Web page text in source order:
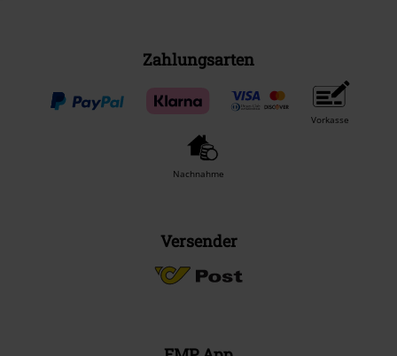
Zahlungsarten
Vorkasse
Nachnahme
Versender